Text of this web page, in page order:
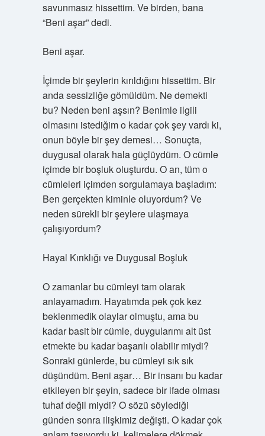
savunmasız hissettim. Ve birden, bana
“Beni aşar” dedi.
Beni aşar.
İçimde bir şeylerin kırıldığını hissettim. Bir
anda sessizliğe gömüldüm. Ne demekti
bu? Neden beni aşsın? Benimle ilgili
olmasını istediğim o kadar çok şey vardı ki,
onun böyle bir şey demesi… Sonuçta,
duygusal olarak hala güçlüydüm. O cümle
içimde bir boşluk oluşturdu. O an, tüm o
cümleleri içimden sorgulamaya başladım:
Ben gerçekten kiminle oluyordum? Ve
neden sürekli bir şeylere ulaşmaya
çalışıyordum?
Hayal Kırıklığı ve Duygusal Boşluk
O zamanlar bu cümleyi tam olarak
anlayamadım. Hayatımda pek çok kez
beklenmedik olaylar olmuştu, ama bu
kadar basit bir cümle, duygularımı alt üst
etmekte bu kadar başarılı olabilir miydi?
Sonraki günlerde, bu cümleyi sık sık
düşündüm. Beni aşar… Bir insanı bu kadar
etkileyen bir şeyin, sadece bir ifade olması
tuhaf değil miydi? O sözü söylediği
günden sonra ilişkimiz değişti. O kadar çok